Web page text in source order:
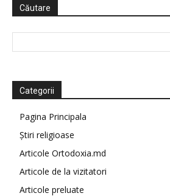
Căutare
Categorii
Pagina Principala
Știri religioase
Articole Ortodoxia.md
Articole de la vizitatori
Articole preluate